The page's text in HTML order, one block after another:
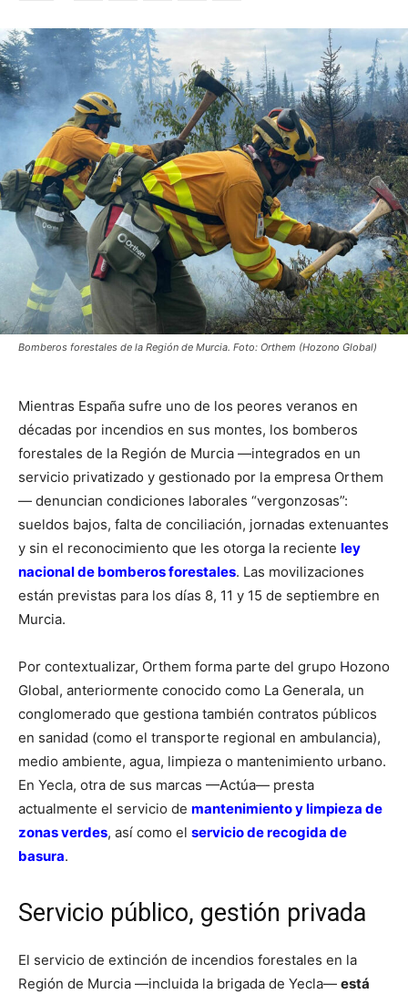
Bomberos forestales de la Región de Murcia. Foto: Orthem (Hozono Global)
Mientras España sufre uno de los peores veranos en
décadas por incendios en sus montes, los bomberos
forestales de la Región de Murcia —integrados en un
servicio privatizado y gestionado por la empresa Orthem
— denuncian condiciones laborales “vergonzosas”:
sueldos bajos, falta de conciliación, jornadas extenuantes
y sin el reconocimiento que les otorga la reciente ley
nacional de bomberos forestales. Las movilizaciones
están previstas para los días 8, 11 y 15 de septiembre en
Murcia.
Por contextualizar, Orthem forma parte del grupo Hozono
Global, anteriormente conocido como La Generala, un
conglomerado que gestiona también contratos públicos
en sanidad (como el transporte regional en ambulancia),
medio ambiente, agua, limpieza o mantenimiento urbano.
En Yecla, otra de sus marcas —Actúa— presta
actualmente el servicio de mantenimiento y limpieza de
zonas verdes, así como el servicio de recogida de
basura.
Servicio público, gestión privada
El servicio de extinción de incendios forestales en la
Región de Murcia —incluida la brigada de Yecla— está